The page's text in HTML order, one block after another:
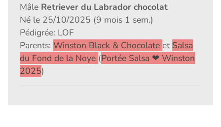
Mâle Retriever du Labrador chocolat
Né le 25/10/2025 (9 mois 1 sem.)
Pédigrée: LOF
Parents: Winston Black & Chocolate et Salsa
du Fond de la Noye (Portée Salsa ❤ Winston
2025)